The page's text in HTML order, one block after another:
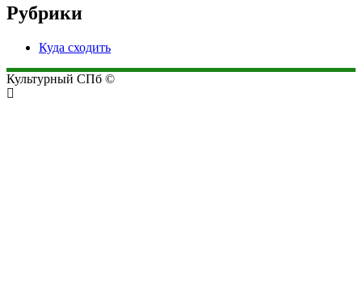
Рубрики
Куда сходить
Культурный СПб ©